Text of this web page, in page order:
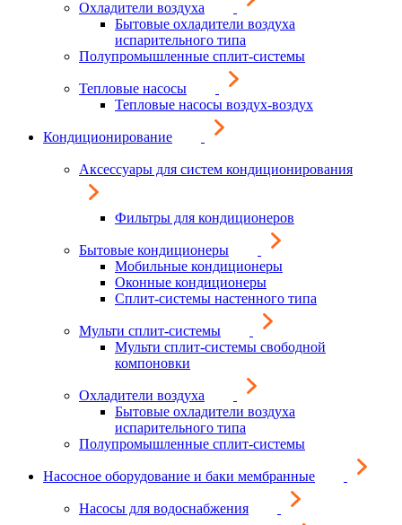
Охладители воздуха
Бытовые охладители воздуха
испарительного типа
Полупромышленные сплит-системы
Тепловые насосы
Тепловые насосы воздух-воздух
Кондиционирование
Аксессуары для систем кондиционирования
Фильтры для кондиционеров
Бытовые кондиционеры
Мобильные кондиционеры
Оконные кондиционеры
Сплит-системы настенного типа
Мульти сплит-системы
Мульти сплит-системы свободной
компоновки
Охладители воздуха
Бытовые охладители воздуха
испарительного типа
Полупромышленные сплит-системы
Насосное оборудование и баки мембранные
Насосы для водоснабжения